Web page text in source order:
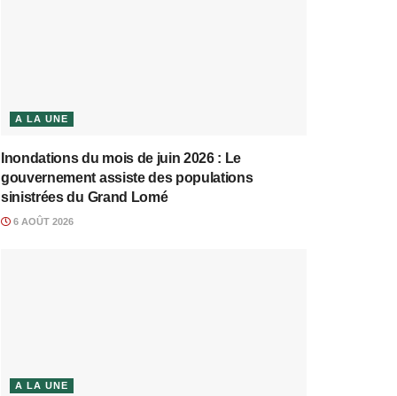
A LA UNE
Inondations du mois de juin 2026 : Le
gouvernement assiste des populations
sinistrées du Grand Lomé
6 AOÛT 2026
A LA UNE